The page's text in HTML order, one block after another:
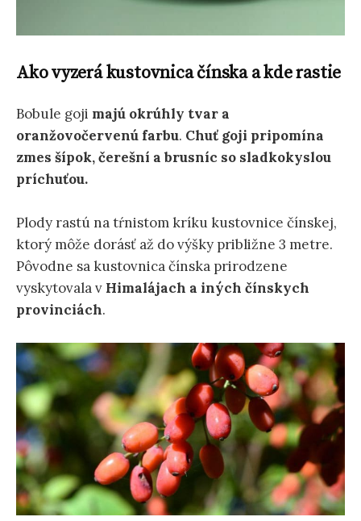
Ako vyzerá kustovnica čínska a kde rastie
Bobule goji majú okrúhly tvar a
oranžovočervenú farbu. Chuť goji pripomína
zmes šípok, čerešní a brusníc so sladkokyslou
príchuťou.
Plody rastú na tŕnistom kríku kustovnice čínskej,
ktorý môže dorásť až do výšky približne 3 metre.
Pôvodne sa kustovnica čínska prirodzene
vyskytovala v Himalájach a iných čínskych
provinciách.